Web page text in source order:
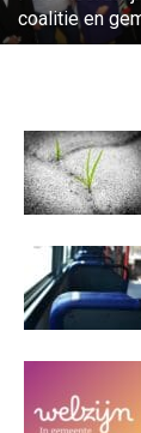
coalitie en